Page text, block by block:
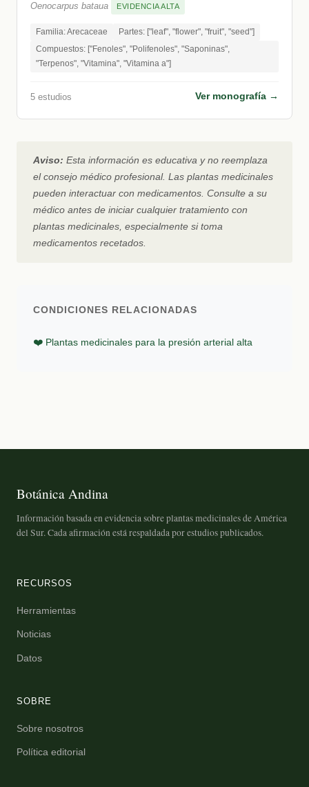
Oenocarpus bataua EVIDENCIA ALTA
Familia: Arecaceae
Partes: ["leaf", "flower", "fruit", "seed"]
Compuestos: ["Fenoles", "Polifenoles", "Saponinas",
"Terpenos", "Vitamina", "Vitamina a"]
5 estudios Ver monografía →
Aviso: Esta información es educativa y no reemplaza
el consejo médico profesional. Las plantas medicinales
pueden interactuar con medicamentos. Consulte a su
médico antes de iniciar cualquier tratamiento con
plantas medicinales, especialmente si toma
medicamentos recetados.
CONDICIONES RELACIONADAS
❤️ Plantas medicinales para la presión arterial alta
Botánica Andina
Información basada en evidencia sobre plantas medicinales de América
del Sur. Cada afirmación está respaldada por estudios publicados.
RECURSOS
Herramientas
Noticias
Datos
SOBRE
Sobre nosotros
Política editorial